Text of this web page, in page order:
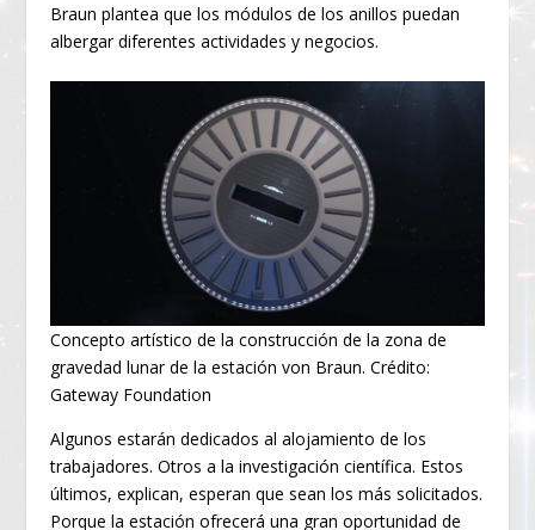
Braun plantea que los módulos de los anillos puedan
albergar diferentes actividades y negocios.
Concepto artístico de la construcción de la zona de
gravedad lunar de la estación von Braun. Crédito:
Gateway Foundation
Algunos estarán dedicados al alojamiento de los
trabajadores. Otros a la investigación científica. Estos
últimos, explican, esperan que sean los más solicitados.
Porque la estación ofrecerá una gran oportunidad de